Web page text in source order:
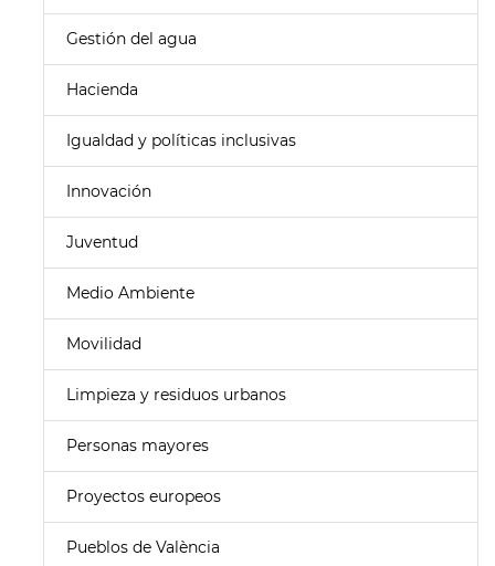
Gestión del agua
Hacienda
Igualdad y políticas inclusivas
Innovación
Juventud
Medio Ambiente
Movilidad
Limpieza y residuos urbanos
Personas mayores
Proyectos europeos
Pueblos de València